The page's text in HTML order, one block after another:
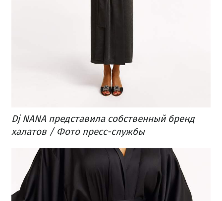
Dj NANA представила собственный бренд
халатов / Фото пресс-службы